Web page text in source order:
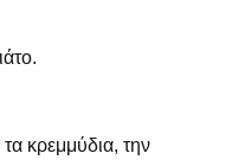
κρεμμύδια, την